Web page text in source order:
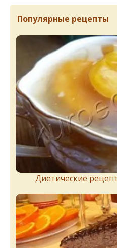
Популярные рецепты
Диетические